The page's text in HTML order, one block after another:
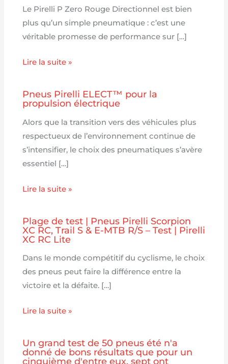
Le Pirelli P Zero Rouge Directionnel est bien
plus qu’un simple pneumatique : c’est une
véritable promesse de performance sur […]
Lire la suite »
Pneus Pirelli ELECT™ pour la
propulsion électrique
Alors que la transition vers des véhicules plus
respectueux de l’environnement continue de
s’intensifier, le choix des pneumatiques s’avère
essentiel […]
Lire la suite »
Plage de test | Pneus Pirelli Scorpion
XC RC, Trail S & E-MTB R/S – Test | Pirelli
XC RC Lite
Dans le monde compétitif du cyclisme, le choix
des pneus peut faire la différence entre la
victoire et la défaite. […]
Lire la suite »
Un grand test de 50 pneus été n'a
donné de bons résultats que pour un
cinquième d'entre eux, sept ont